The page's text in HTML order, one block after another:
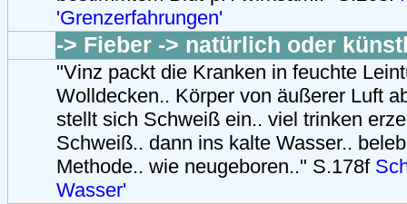
'Grenzerfahrungen'
-> Fieber -> natürlich oder
"Vinz packt die Kranken in feuchte
Wolldecken.. Körper von äußerer Luft
stellt sich Schweiß ein.. viel trinken
Schweiß.. dann ins kalte Wasser..
Methode.. wie neugeboren.." S.178f
Wasser'